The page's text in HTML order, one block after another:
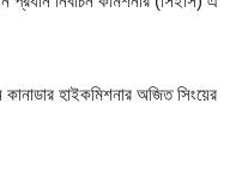
হাইকমিশনার অজিত সিংয়ের